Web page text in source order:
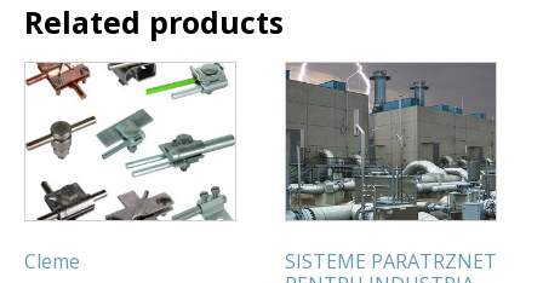
Related products
Cleme
SISTEME PARATRZNET